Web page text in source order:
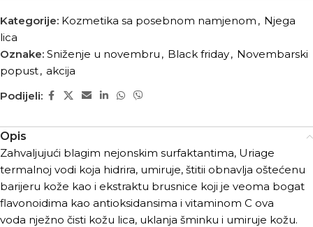
Kategorije: Kozmetika sa posebnom namjenom , Njega
lica
Oznake: Sniženje u novembru , Black friday, Novembarski
popust, akcija
Podijeli:
Opis
Zahvaljujući blagim nejonskim surfaktantima, Uriage
termalnoj vodi koja hidrira, umiruje, štitii obnavlja oštećenu
barijeru kože kao i ekstraktu brusnice koji je veoma bogat
flavonoidima kao antioksidansima i vitaminom C ova
voda nježno čisti kožu lica, uklanja šminku i umiruje kožu.